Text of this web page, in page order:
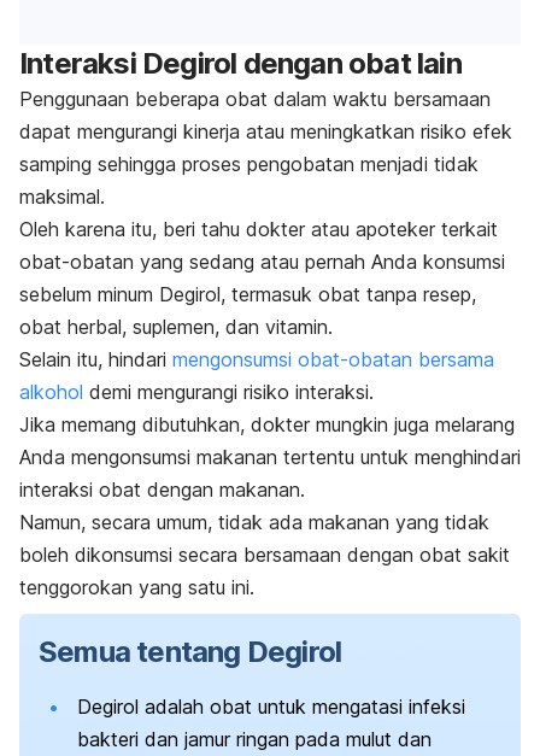
Interaksi Degirol dengan obat lain
Penggunaan beberapa obat dalam waktu bersamaan
dapat mengurangi kinerja atau meningkatkan risiko efek
samping sehingga proses pengobatan menjadi tidak
maksimal.
Oleh karena itu, beri tahu dokter atau apoteker terkait
obat-obatan yang sedang atau pernah Anda konsumsi
sebelum minum Degirol, termasuk obat tanpa resep,
obat herbal, suplemen, dan vitamin.
Selain itu, hindari mengonsumsi obat-obatan bersama
alkohol demi mengurangi risiko interaksi.
Jika memang dibutuhkan, dokter mungkin juga melarang
Anda mengonsumsi makanan tertentu untuk menghindari
interaksi obat dengan makanan.
Namun, secara umum, tidak ada makanan yang tidak
boleh dikonsumsi secara bersamaan dengan obat sakit
tenggorokan yang satu ini.
Semua tentang Degirol
Degirol adalah obat untuk mengatasi infeksi
bakteri dan jamur ringan pada mulut dan